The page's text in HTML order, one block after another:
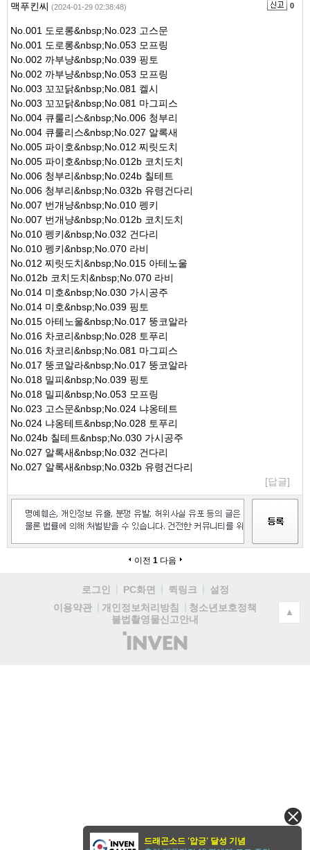
맥푸킨씨 (2024-01-29 02:38:48) 0
No.001 도로롱&nbsp;No.023 고스문
No.001 도로롱&nbsp;No.053 모프링
No.002 까부냥&nbsp;No.039 핑토
No.002 까부냥&nbsp;No.053 모프링
No.003 꼬꼬닭&nbsp;No.081 켈시
No.003 꼬꼬닭&nbsp;No.081 마그피스
No.004 큐룰리스&nbsp;No.006 청부리
No.004 큐룰리스&nbsp;No.027 알록새
No.005 파이호&nbsp;No.012 찌릿도치
No.005 파이호&nbsp;No.012b 코치도치
No.006 청부리&nbsp;No.024b 칠테트
No.006 청부리&nbsp;No.032b 유령건다리
No.007 번개냥&nbsp;No.010 펭키
No.007 번개냥&nbsp;No.012b 코치도치
No.010 펭키&nbsp;No.032 건다리
No.010 펭키&nbsp;No.070 라비
No.012 찌릿도치&nbsp;No.015 아테노울
No.012b 코치도치&nbsp;No.070 라비
No.014 미호&nbsp;No.030 가시공주
No.014 미호&nbsp;No.039 핑토
No.015 아테노울&nbsp;No.017 뚱코알라
No.016 차코리&nbsp;No.028 토푸리
No.016 차코리&nbsp;No.081 마그피스
No.017 뚱코알라&nbsp;No.017 뚱코알라
No.018 밀피&nbsp;No.039 핑토
No.018 밀피&nbsp;No.053 모프링
No.023 고스문&nbsp;No.024 냐옹테트
No.024 냐옹테트&nbsp;No.028 토푸리
No.024b 칠테트&nbsp;No.030 가시공주
No.027 알록새&nbsp;No.032 건다리
No.027 알록새&nbsp;No.032b 유령건다리
[답글]
이전 1 다음
로그인 PC화면 퀵링크
설정
이용약관
개인정보처리방침
청소년보호정책
불법촬영물신고안내
(주)
인
▲
드래곤소드 '압긍' 달성 기념